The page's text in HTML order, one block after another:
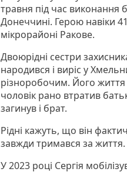
травня під час виконання
Донеччині. Герою навіки
мікрорайоні Ракове.
Двоюрідні сестри
народився і виріс у
різноробочим. Його
чоловік рано втратив
загинув і брат.
Рідні кажуть, що він
завжди тримався за життя.
У 2023 році Сергія